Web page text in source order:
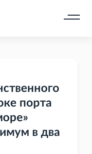
порта
в два